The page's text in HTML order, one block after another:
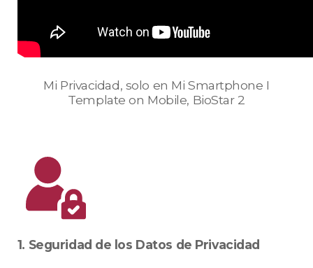
Mi Privacidad, solo en Mi Smartphone I
Template on Mobile, BioStar 2
1. Seguridad de los Datos de Privacidad